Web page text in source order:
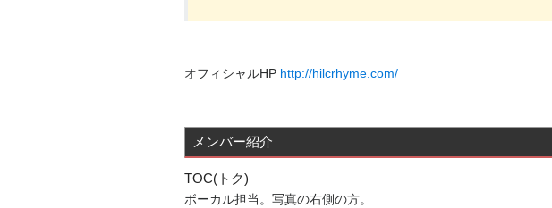
オフィシャルHP http://hilcrhyme.com/
メンバー紹介
TOC(トク)
ボーカル担当。写真の右側の方。